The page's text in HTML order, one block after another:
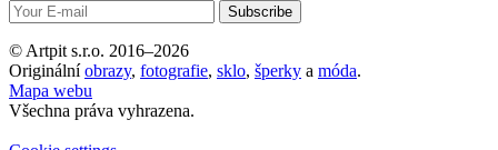
© Artpit s.r.o. 2016–2026
Originálníobrazy, fotografie, sklo, šperky a móda.
Mapa webu
Všechna práva vyhrazena.